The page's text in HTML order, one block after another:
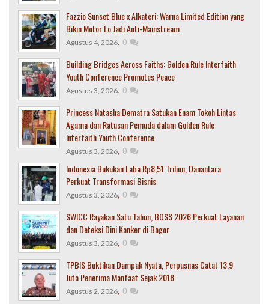
Fazzio Sunset Blue x Alkateri: Warna Limited Edition yang
Bikin Motor Lo Jadi Anti-Mainstream
Agustus 4, 2026, 0
Building Bridges Across Faiths: Golden Rule Interfaith
Youth Conference Promotes Peace
Agustus 3, 2026, 0
Princess Natasha Dematra Satukan Enam Tokoh Lintas
Agama dan Ratusan Pemuda dalam Golden Rule
Interfaith Youth Conference
Agustus 3, 2026, 0
Indonesia Bukukan Laba Rp8,51 Triliun, Danantara
Perkuat Transformasi Bisnis
Agustus 3, 2026, 0
SWICC Rayakan Satu Tahun, BOSS 2026 Perkuat Layanan
dan Deteksi Dini Kanker di Bogor
Agustus 3, 2026, 0
TPBIS Buktikan Dampak Nyata, Perpusnas Catat 13,9
Juta Penerima Manfaat Sejak 2018
Agustus 2, 2026, 0